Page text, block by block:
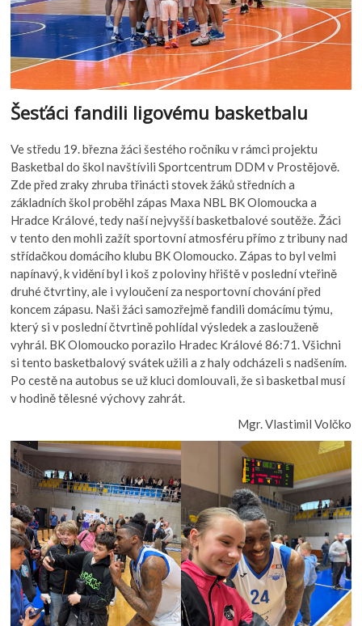
Šesťáci fandili ligovému basketbalu
Ve středu 19. března žáci šestého ročníku v rámci projektu
Basketbal do škol navštívili Sportcentrum DDM v Prostějově.
Zde před zraky zhruba třinácti stovek žáků středních a
základních škol proběhl zápas Maxa NBL BK Olomoucka a
Hradce Králové, tedy naší nejvyšší basketbalové soutěže. Žáci
v tento den mohli zažít sportovní atmosféru přímo z tribuny nad
střídačkou domácího klubu BK Olomoucko. Zápas to byl velmi
napínavý, k vidění byl i koš z poloviny hřiště v poslední vteřině
druhé čtvrtiny, ale i vyloučení za nesportovní chování před
koncem zápasu. Naši žáci samozřejmě fandili domácímu týmu,
který si v poslední čtvrtině pohlídal výsledek a zaslouženě
vyhrál. BK Olomoucko porazilo Hradec Králové 86:71. Všichni
si tento basketbalový svátek užili a z haly odcházeli s nadšením.
Po cestě na autobus se už kluci domlouvali, že si basketbal musí
v hodině tělesné výchovy zahrát.
Mgr. Vlastimil Volčko